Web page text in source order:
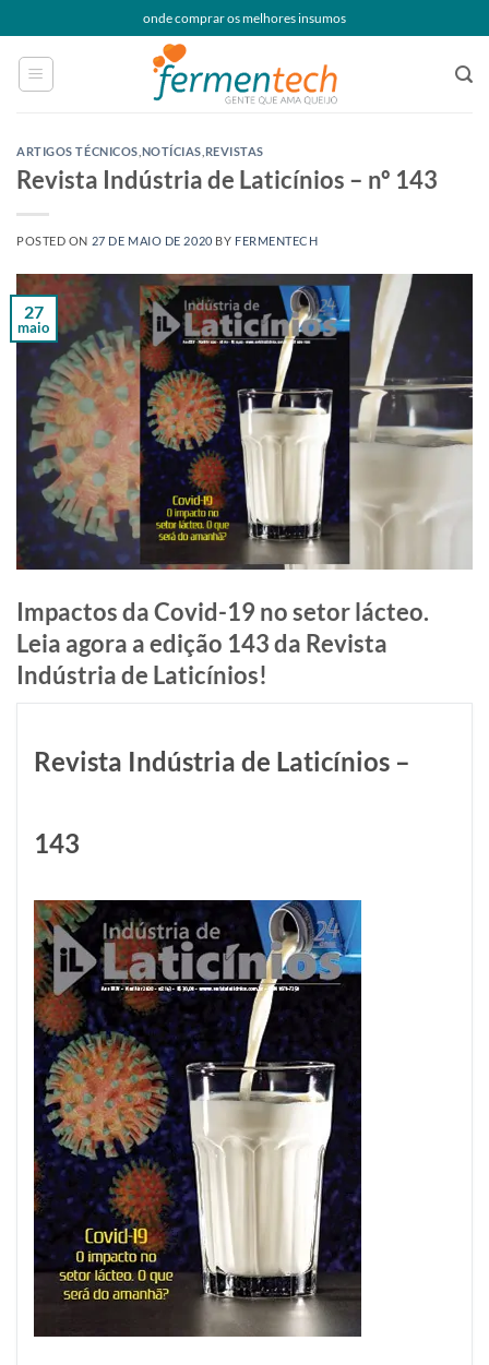
to
content
onde comprar os melhores insumos
ARTIGOS TÉCNICOS NOTÍCIAS REVISTAS
Revista Indústria de Laticínios – nº 143
POSTED ON 27 DE MAIO DE 2020 BY FERMENTECH
27
maio
Impactos da Covid-19 no setor lácteo.
Leia agora a edição 143 da Revista
Indústria de Laticínios!
Revista Indústria de Laticínios –
143